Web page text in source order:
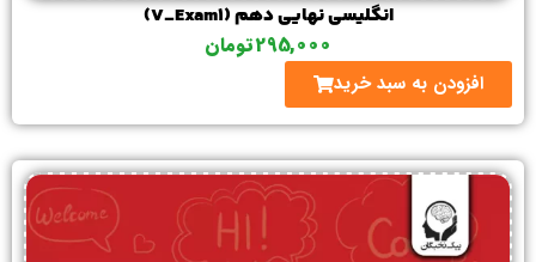
انگلیسی نهایی دهم (V_Exam1)
295,000تومان
افزودن به سبد خرید